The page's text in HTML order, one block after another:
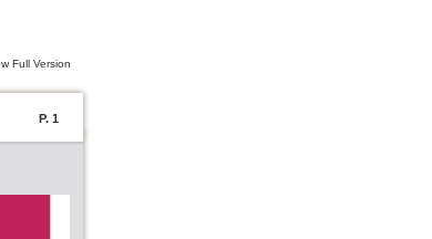
Full Version
P. 1